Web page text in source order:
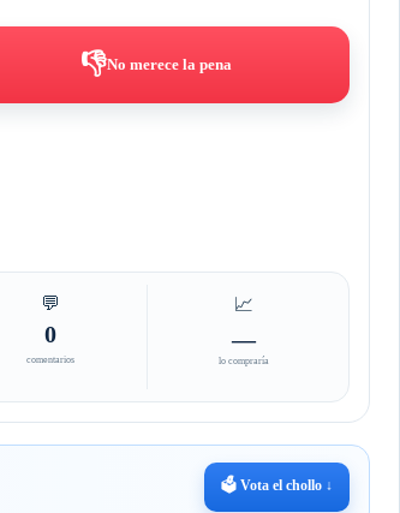
👎No merece la pena
💬
0
comentarios
📈
—
lo compraría
🗳️ Vota el chollo ↓